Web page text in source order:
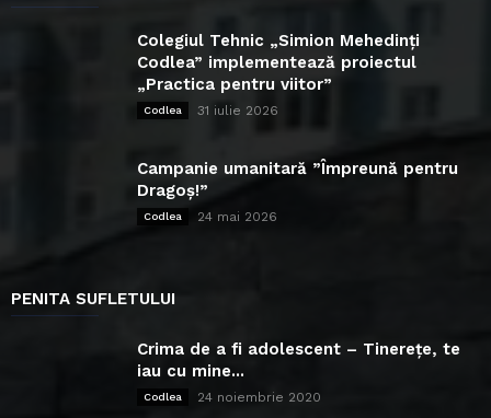
Colegiul Tehnic „Simion Mehedinți
Codlea” implementează proiectul
„Practica pentru viitor”
Codlea 31 iulie 2026
Campanie umanitară ”Împreună pentru
Dragoș!”
Codlea 24 mai 2026
PENITA SUFLETULUI
Crima de a fi adolescent – Tinerețe, te
iau cu mine...
Codlea 24 noiembrie 2020